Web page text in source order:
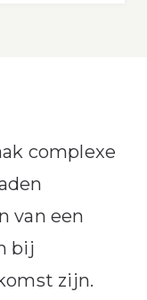
complexe
van een
bij
zijn.